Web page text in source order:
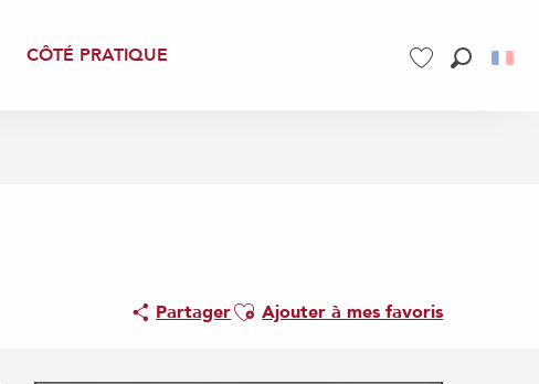
CÔTÉ PRATIQUE
PartagerAjouter aux favoris
Ajouter à mes favoris